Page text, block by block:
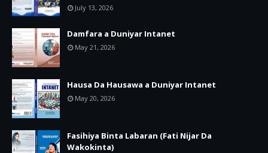
July 13, 2026
Damfara a Duniyar Intanet
May 21, 2026
Hausa Da Hausawa a Duniyar Intanet
May 20, 2026
Fasihiya Binta Labaran (Fati Nijar Da
Wakokinta)